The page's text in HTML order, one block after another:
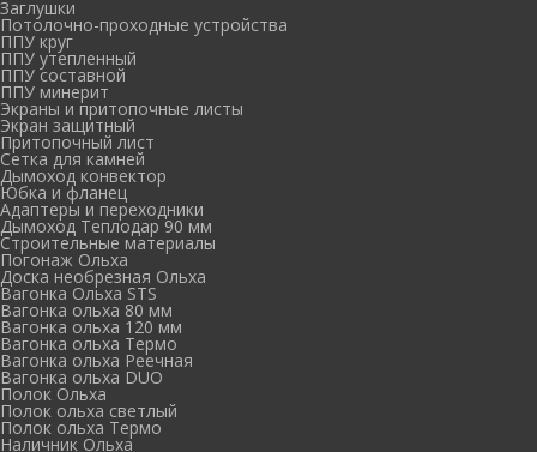
Заглушки
Потолочно-проходные устройства
ППУ круг
ППУ утепленный
ППУ составной
ППУ минерит
Экраны и притопочные листы
Экран защитный
Притопочный лист
Сетка для камней
Дымоход конвектор
Юбка и фланец
Адаптеры и переходники
Дымоход Теплодар 90 мм
Cтроительные материалы
Погонаж Ольха
Доска необрезная Ольха
Вагонка Ольха STS
Вагонка ольха 80 мм
Вагонка ольха 120 мм
Вагонка ольха Термо
Вагонка ольха Реечная
Вагонка ольха DUO
Полок Ольха
Полок ольха светлый
Полок ольха Термо
Наличник Ольха